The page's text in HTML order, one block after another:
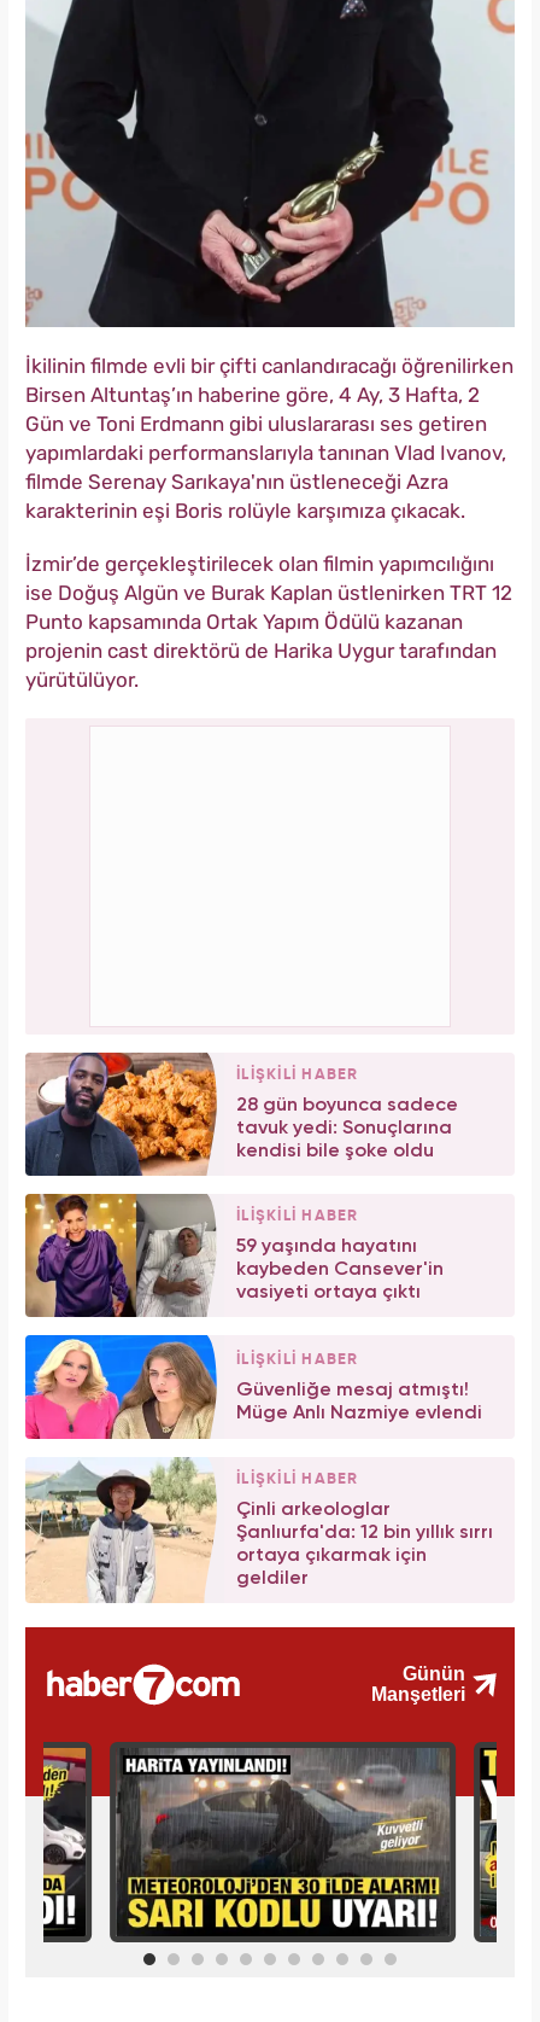
İkilinin filmde evli bir çifti canlandıracağı öğrenilirken
Birsen Altuntaş’ın haberine göre, 4 Ay, 3 Hafta, 2
Gün ve Toni Erdmann gibi uluslararası ses getiren
yapımlardaki performanslarıyla tanınan Vlad Ivanov,
filmde Serenay Sarıkaya'nın üstleneceği Azra
karakterinin eşi Boris rolüyle karşımıza çıkacak.
İzmir’de gerçekleştirilecek olan filmin yapımcılığını
ise Doğuş Algün ve Burak Kaplan üstlenirken TRT 12
Punto kapsamında Ortak Yapım Ödülü kazanan
projenin cast direktörü de Harika Uygur tarafından
yürütülüyor.
İLİŞKİLİ HABER
28 gün boyunca sadece
tavuk yedi: Sonuçlarına
kendisi bile şoke oldu
İLİŞKİLİ HABER
59 yaşında hayatını
kaybeden Cansever'in
vasiyeti ortaya çıktı
İLİŞKİLİ HABER
Güvenliğe mesaj atmıştı!
Müge Anlı Nazmiye evlendi
İLİŞKİLİ HABER
Çinli arkeologlar
Şanlıurfa'da: 12 bin yıllık sırrı
ortaya çıkarmak için
geldiler